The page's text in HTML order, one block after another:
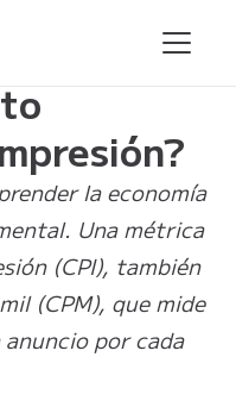
promedio por
la economía
Una métrica
(CPI), también
(CPM), que mide
por cada